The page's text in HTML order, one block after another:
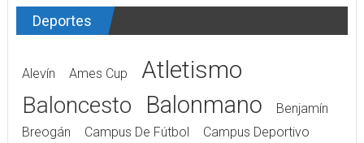
Deportes
Alevín Ames Cup Atletismo
Baloncesto Balonmano
Benjamín
Breogán
Campus De Fútbol
Campus Deportivo